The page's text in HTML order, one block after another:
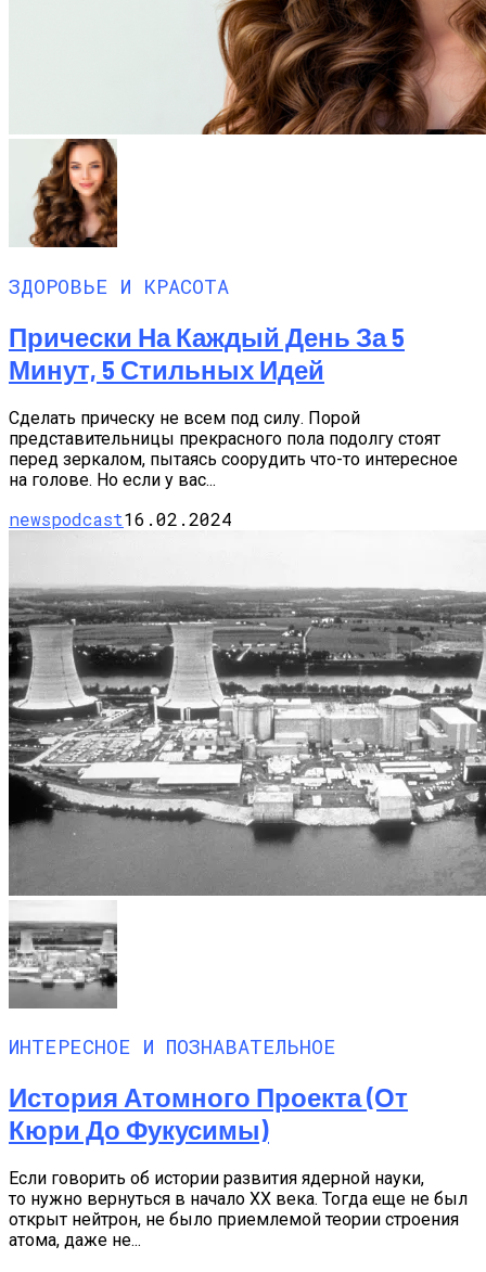
ЗДОРОВЬЕ И КРАСОТА
Прически На Каждый День За 5
Минут, 5 Стильных Идей
Сделать прическу не всем под силу. Порой
представительницы прекрасного пола подолгу стоят
перед зеркалом, пытаясь соорудить что-то интересное
на голове. Но если у вас...
newspodcast16.02.2024
ИНТЕРЕСНОЕ И ПОЗНАВАТЕЛЬНОЕ
История Атомного Проекта (от
Кюри До Фукусимы)
Если говорить об истории развития ядерной науки,
то нужно вернуться в начало XX века. Тогда еще не был
открыт нейтрон, не было приемлемой теории строения
атома, даже не...